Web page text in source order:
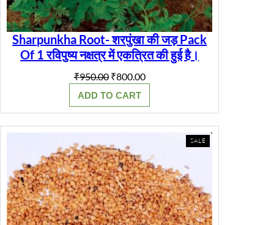
Sharpunkha Root- शरपुंखा की जड़ Pack
Of 1 रविपुष्य नक्षत्र में एकत्रित की हुई है।
₹950.00 Original
price
was:
₹950.00.
₹800.00Current
price
₹800.00.
ADD TO CART
SALEPRODUCT
ON